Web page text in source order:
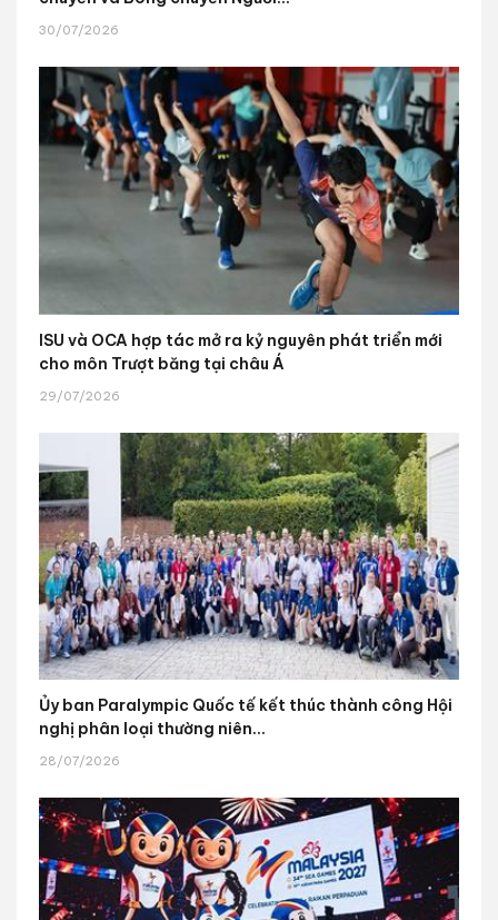
30/07/2026
ISU và OCA hợp tác mở ra kỷ nguyên phát triển mới
cho môn Trượt băng tại châu Á
29/07/2026
Ủy ban Paralympic Quốc tế kết thúc thành công Hội
nghị phân loại thường niên...
28/07/2026